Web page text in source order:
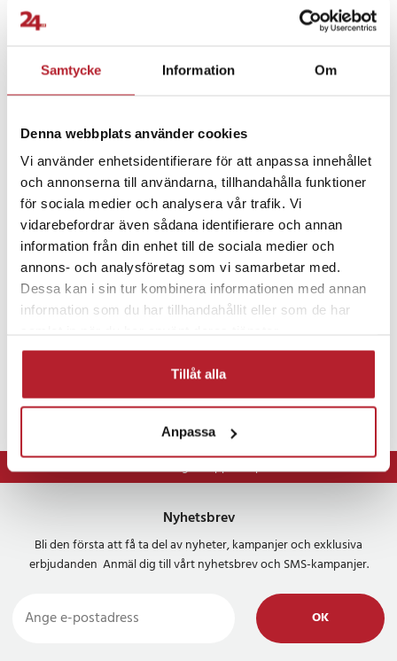
Samtycke Information Om
Denna webbplats använder cookies
Vi använder enhetsidentifierare för att anpassa innehållet
och annonserna till användarna, tillhandahålla funktioner
för sociala medier och analysera vår trafik. Vi
vidarebefordrar även sådana identifierare och annan
information från din enhet till de sociala medier och
annons- och analysföretag som vi samarbetar med.
Dessa kan i sin tur kombinera informationen med annan
information som du har tillhandahållit eller som de har
Tillåt alla
Anpassa
Biltillbehör Bilinredning & tillbehör
Bra att ha i bilen Bilvård & städning
Övrig bilinredning Fordon
⭐ 365 dagars öppet köp
Nyhetsbrev
Bli den första att få ta del av nyheter, kampanjer och exklusiva
erbjudanden Anmäl dig till vårt nyhetsbrev och SMS-kampanjer.
OK